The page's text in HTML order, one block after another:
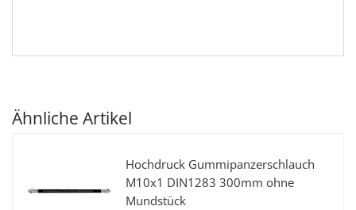
Ähnliche Artikel
Hochdruck Gummipanzerschlauch
M10x1 DIN1283 300mm ohne
Mundstück